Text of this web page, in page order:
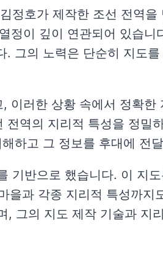
정호가 제작한 조선 전역
이 깊이 연관되어 있습
그의 노력은 단순히 지도
이러한 상황 속에서 정확
역의 지리적 특성을 정밀
하고 그 정보를 후대에 전
기반으로 했습니다. 이 지
과 각종 지리적 특성까
그의 지도 제작 기술과 지